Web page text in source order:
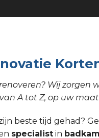
Wij zorgen
A tot Z, op uw
beste tijd gehad?
specialist in